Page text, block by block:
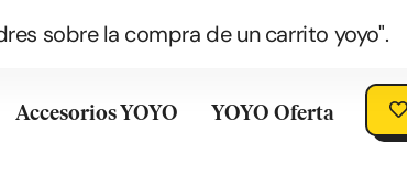
sobre la compra de un carrito yoyo".
Accesorios YOYO YOYO Oferta